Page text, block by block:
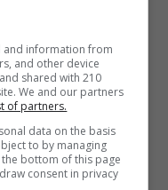
and information from
and other device
shared with 210
We and our partners
of partners.
data on the basis
to by managing
bottom of this page
consent in privacy